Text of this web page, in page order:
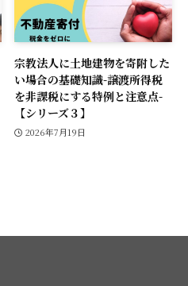
宗教法人に土地建物を寄附した
い場合の基礎知識-譲渡所得税
を非課税にする特例と注意点-
【シリーズ３】
2026年7月19日